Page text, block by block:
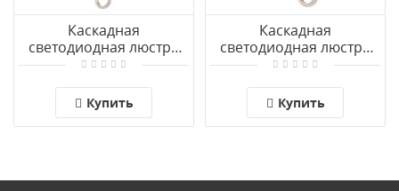
Каскадная
светодиодная люстра
Arte Lamp MONTANA
Купить
Каскадная
светодиодная люстра
Arte Lamp MONTANA
Купить